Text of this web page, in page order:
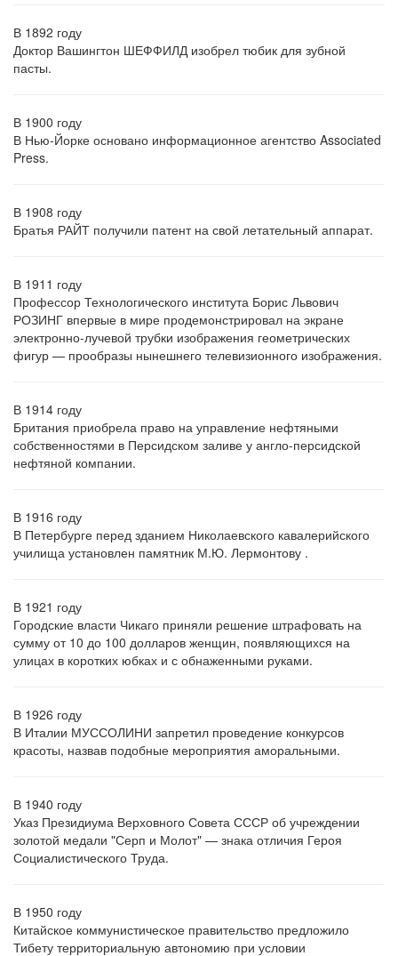
В 1892 году
Доктор Вашингтон ШЕФФИЛД изобрел тюбик для зубной
пасты.
В 1900 году
В Нью-Йорке основано информационное агентство Associated
Press.
В 1908 году
Братья РАЙТ получили патент на свой летательный аппарат.
В 1911 году
Профессор Технологического института Борис Львович
РОЗИНГ впервые в мире продемонстрировал на экране
электронно-лучевой трубки изображения геометрических
фигур — прообразы нынешнего телевизионного изображения.
В 1914 году
Британия приобрела право на управление нефтяными
собственностями в Персидском заливе у англо-персидской
нефтяной компании.
В 1916 году
В Петербурге перед зданием Николаевского кавалерийского
училища установлен памятник М.Ю. Лермонтову .
В 1921 году
Городские власти Чикаго приняли решение штрафовать на
сумму от 10 до 100 долларов женщин, появляющихся на
улицах в коротких юбках и с обнаженными руками.
В 1926 году
В Италии МУССОЛИНИ запретил проведение конкурсов
красоты, назвав подобные мероприятия аморальными.
В 1940 году
Указ Президиума Верховного Совета СССР об учреждении
золотой медали "Серп и Молот" — знака отличия Героя
Социалистического Труда.
В 1950 году
Китайское коммунистическое правительство предложило
Тибету территориальную автономию при условии